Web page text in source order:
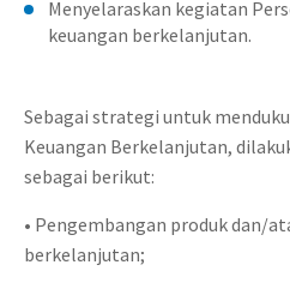
Menyelaraskan kegiatan
keuangan berkelanjutan.
Sebagai strategi untuk
Keuangan Berkelanjutan,
sebagai berikut:
• Pengembangan produk dan/
berkelanjutan;